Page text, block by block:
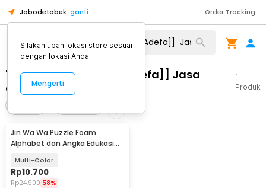
Jabodetabek ganti Order Tracking
"WA 0821 1305 0400 [[Adefa]] Jasa
Geotube Pantai Wilayah"
1
Produk
Jin Wa Wa Puzzle Foam
Alphabet dan Angka Edukasi
Multi-Color
Rp10.700
Rp24.900 58%
Silakan ubah lokasi store sesuai
dengan lokasi Anda.
Mengerti